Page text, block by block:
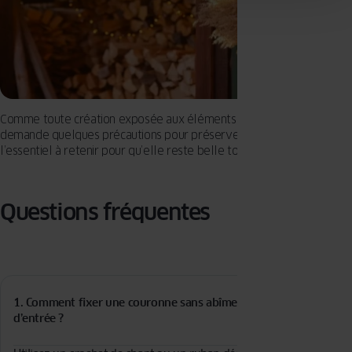
Comme toute création exposée aux éléments, une couronne
demande quelques précautions pour préserver son éclat. Voici
l’essentiel à retenir pour qu’elle reste belle tout l’automne.
Questions fréquentes
1. Comment fixer une couronne sans abîmer une porte
d’entrée ?